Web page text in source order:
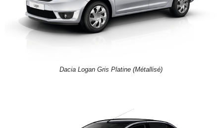
Dacia Logan Gris Platine (Métallisé)